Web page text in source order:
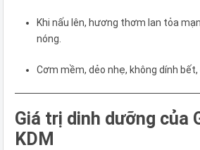
Khi nấu lên, hương thơm lan tỏa
nóng.
Cơm mềm, dẻo nhẹ, không dính
Giá trị dinh dưỡng của
KDM